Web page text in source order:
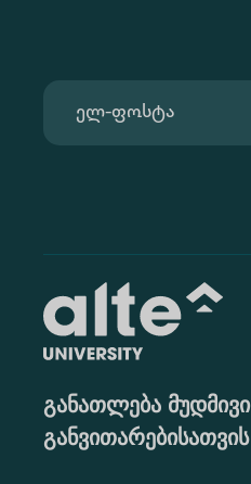
განათლება მუდმივი
განვითარებისათვის